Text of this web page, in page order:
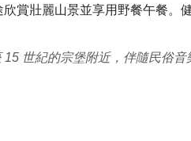
賞壯麗山景並享用野餐午餐。
15 世紀的宗堡附近，伴隨民俗音